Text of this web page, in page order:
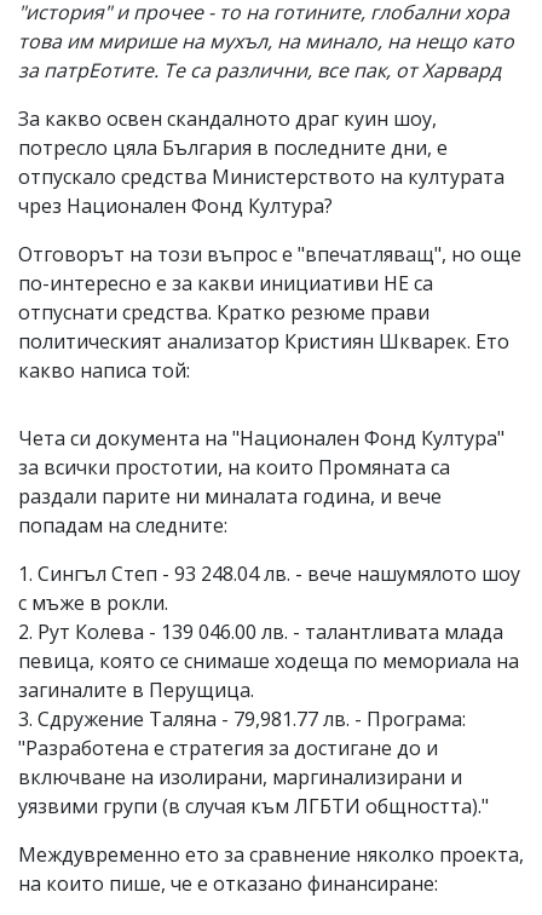
вас
коментар,
моля
сигнализирайте
"история" и прочее - то на готините, глобални хора
това им мирише на мухъл, на минало, на нещо като
за патрЕотите. Те са различни, все пак, от Харвард
За какво освен скандалното драг куин шоу,
потресло цяла България в последните дни, е
отпускало средства Министерството на културата
чрез Национален Фонд Култура?
Отговорът на този въпрос е "впечатляващ", но още
по-интересно е за какви инициативи НЕ са
отпуснати средства. Кратко резюме прави
политическият анализатор Кристиян Шкварек. Ето
какво написа той:
Чета си документа на "Национален Фонд Култура"
за всички простотии, на които Промяната са
раздали парите ни миналата година, и вече
попадам на следните:
1. Сингъл Степ - 93 248.04 лв. - вече нашумялото шоу
с мъже в рокли.
2. Рут Колева - 139 046.00 лв. - талантливата млада
певица, която се снимаше ходеща по мемориала на
загиналите в Перущица.
3. Сдружение Таляна - 79,981.77 лв. - Програма:
"Разработена е стратегия за достигане до и
включване на изолирани, маргинализирани и
уязвими групи (в случая към ЛГБТИ общността)."
Междувременно ето за сравнение няколко проекта,
на които пише, че е отказано финансиране: